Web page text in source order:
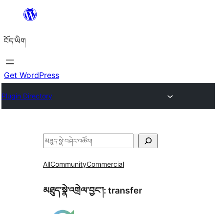
content
བོད་ཡིག
Get WordPress
Plugin Directory
བཤེར་
AllCommunityCommercial
མཐུད་སྣེ་འགྲེལ་བྱང་།: transfer